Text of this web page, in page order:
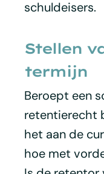
schuldeisers.
Stellen
termijn
Beroept een
retentierecht
het aan de
hoe met